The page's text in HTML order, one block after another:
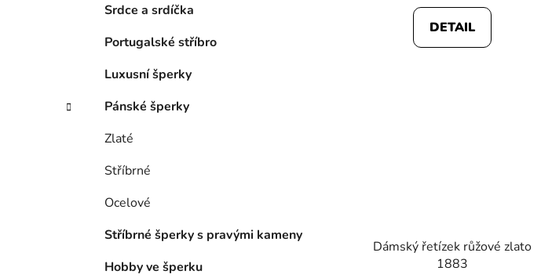
Srdce a srdíčka
Portugalské stříbro
Luxusní šperky
Pánské šperky
Zlaté
Stříbrné
Ocelové
Stříbrné šperky s pravými kameny
Hobby ve šperku
DETAIL
Dámský řetízek růžové zlato
1883